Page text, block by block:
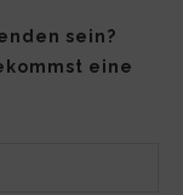
sein?
eine